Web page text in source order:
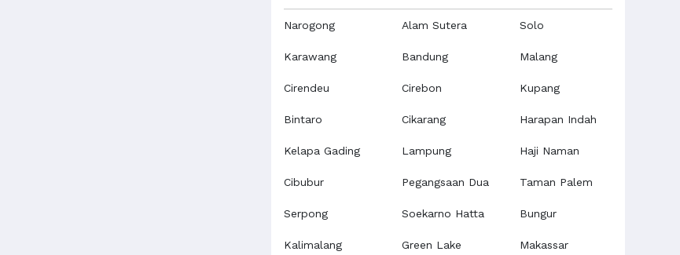
Narogong
Karawang
Cirendeu
Bintaro
Kelapa Gading
Cibubur
Serpong
Kalimalang
Alam Sutera
Bandung
Cirebon
Cikarang
Lampung
Pegangsaan Dua
Soekarno Hatta
Green Lake
Solo
Malang
Kupang
Harapan Indah
Haji Naman
Taman Palem
Bungur
Makassar